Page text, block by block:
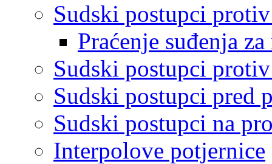
Sudski postupci
Praćenje suđenja
Sudski postupci
Sudski postupci pred
Sudski postupci na
Interpolove potjernice